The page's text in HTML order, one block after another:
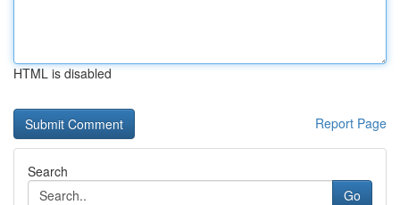
HTML is disabled
Report Page
Search
Go